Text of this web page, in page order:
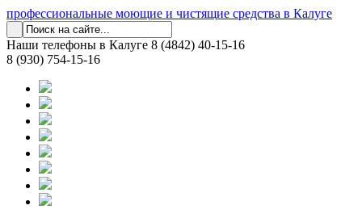
профессиональные моющие и чистящие средства в Калуге
Наши телефоны в Калуге 8 (4842) 40-15-16
8 (930) 754-15-16